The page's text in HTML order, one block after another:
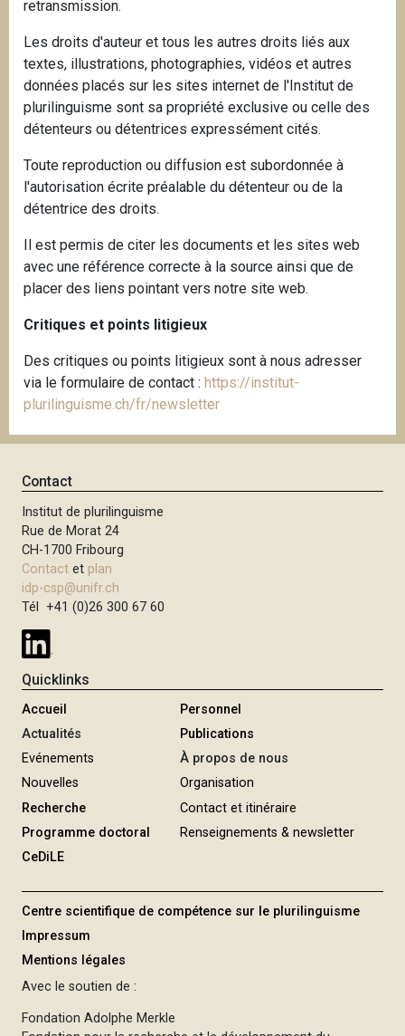
retransmission.
Les droits d'auteur et tous les autres droits liés aux
textes, illustrations, photographies, vidéos et autres
données placés sur les sites internet de l'Institut de
plurilinguisme sont sa propriété exclusive ou celle des
détenteurs ou détentrices expressément cités.
Toute reproduction ou diffusion est subordonnée à
l'autorisation écrite préalable du détenteur ou de la
détentrice des droits.
Il est permis de citer les documents et les sites web
avec une référence correcte à la source ainsi que de
placer des liens pointant vers notre site web.
Critiques et points litigieux
Des critiques ou points litigieux sont à nous adresser
via le formulaire de contact : https://institut-
plurilinguisme.ch/fr/newsletter
Contact
Institut de plurilinguisme
Rue de Morat 24
CH-1700 Fribourg
Contact et plan
idp-csp@unifr.ch
Tél +41 (0)26 300 67 60
Quicklinks
Accueil
Actualités
Evénements
Nouvelles
Recherche
Programme doctoral
CeDiLE
Personnel
Publications
À propos de nous
Organisation
Contact et itinéraire
Renseignements & newsletter
Centre scientifique de compétence sur le plurilinguisme
Impressum
Mentions légales
Avec le soutien de :
Fondation Adolphe Merkle